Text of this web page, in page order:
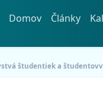
Domov Články
študentiek a